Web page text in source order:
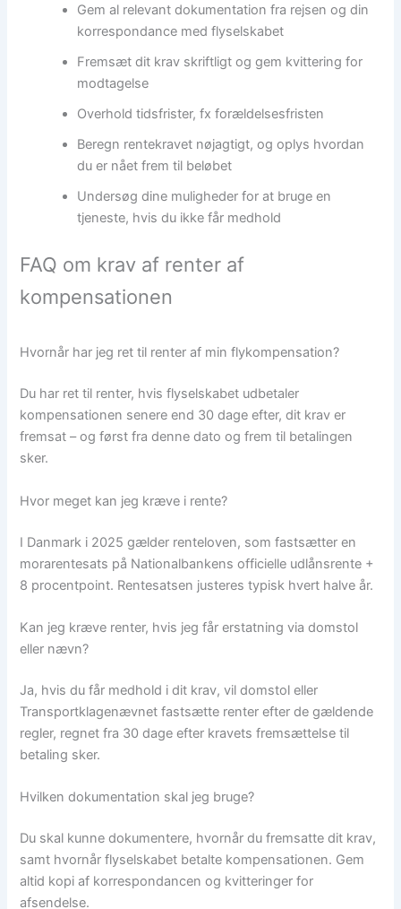
Gem al relevant dokumentation fra rejsen og din
korrespondance med flyselskabet
Fremsæt dit krav skriftligt og gem kvittering for
modtagelse
Overhold tidsfrister, fx forældelsesfristen
Beregn rentekravet nøjagtigt, og oplys hvordan
du er nået frem til beløbet
Undersøg dine muligheder for at bruge en
tjeneste, hvis du ikke får medhold
FAQ om krav af renter af
kompensationen
Hvornår har jeg ret til renter af min flykompensation?
Du har ret til renter, hvis flyselskabet udbetaler
kompensationen senere end 30 dage efter, dit krav er
fremsat – og først fra denne dato og frem til betalingen
sker.
Hvor meget kan jeg kræve i rente?
I Danmark i 2025 gælder renteloven, som fastsætter en
morarentesats på Nationalbankens officielle udlånsrente +
8 procentpoint. Rentesatsen justeres typisk hvert halve år.
Kan jeg kræve renter, hvis jeg får erstatning via domstol
eller nævn?
Ja, hvis du får medhold i dit krav, vil domstol eller
Transportklagenævnet fastsætte renter efter de gældende
regler, regnet fra 30 dage efter kravets fremsættelse til
betaling sker.
Hvilken dokumentation skal jeg bruge?
Du skal kunne dokumentere, hvornår du fremsatte dit krav,
samt hvornår flyselskabet betalte kompensationen. Gem
altid kopi af korrespondancen og kvitteringer for
afsendelse.